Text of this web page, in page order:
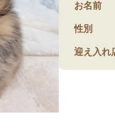
お名前
性別
迎え入れ